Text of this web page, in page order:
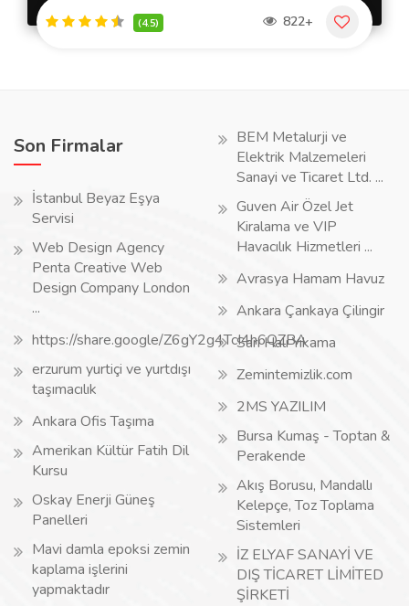
(4.5) 822+
Son Firmalar
İstanbul Beyaz Eşya
Servisi
Web Design Agency
Penta Creative Web
Design Company London
...
https://share.google/Z6gY2g4TcI4h6QZBA
erzurum yurtiçi ve yurtdışı
taşımacılık
Ankara Ofis Taşıma
Amerikan Kültür Fatih Dil
Kursu
Oskay Enerji Güneş
Panelleri
Mavi damla epoksi zemin
kaplama işlerini
yapmaktadır
BEM Metalurji ve
Elektrik Malzemeleri
Sanayi ve Ticaret Ltd. ...
Guven Air Özel Jet
Kiralama ve VIP
Havacılık Hizmetleri ...
Avrasya Hamam Havuz
Ankara Çankaya Çilingir
Sarı Halı Yıkama
Zemintemizlik.com
2MS YAZILIM
Bursa Kumaş - Toptan &
Perakende
Akış Borusu, Mandallı
Kelepçe, Toz Toplama
Sistemleri
İZ ELYAF SANAYİ VE
DIŞ TİCARET LİMİTED
ŞİRKETİ